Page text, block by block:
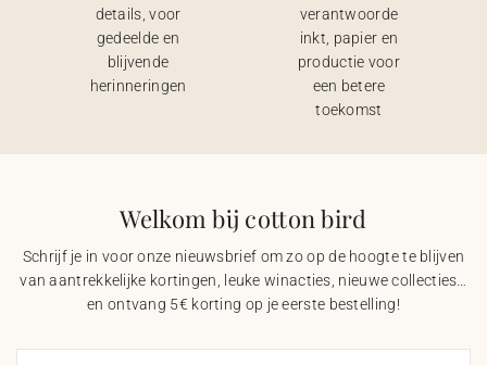
details, voor
gedeelde en
blijvende
herinneringen
verantwoorde
inkt, papier en
productie voor
een betere
toekomst
Welkom bij cotton bird
Schrijf je in voor onze nieuwsbrief om zo op de hoogte te blijven
van aantrekkelijke kortingen, leuke winacties, nieuwe collecties…
en ontvang 5€ korting op je eerste bestelling!